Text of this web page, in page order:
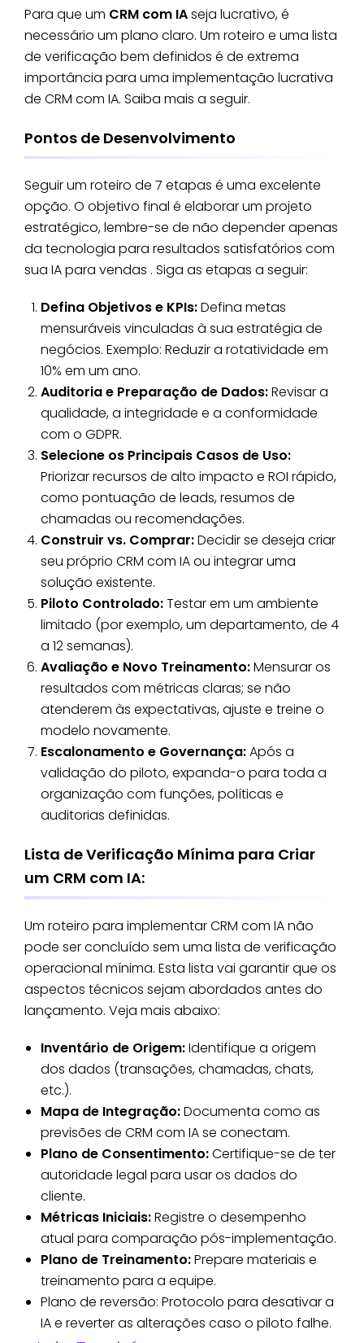
Para que um CRM com IAseja lucrativo, é
necessário um plano claro. Um roteiro e uma lista
de verificação bem definidos é de extrema
importância para uma implementação lucrativa
de CRM com IA. Saiba mais a seguir.
Pontos de Desenvolvimento
Seguir um roteiro de 7 etapas é uma excelente
opção. O objetivo final é elaborar um projeto
estratégico, lembre-se de não depender apenas
da tecnologia para resultados satisfatórios com
sua IA para vendas . Siga as etapas a seguir:
Defina Objetivos e KPIs:Defina metas
mensuráveis ​​vinculadas à sua estratégia de
negócios. Exemplo: Reduzir a rotatividade em
10% em um ano.
Auditoria e Preparação de Dados:Revisar a
qualidade, a integridade e a conformidade
com o GDPR.
Selecione os Principais Casos de Uso:
Priorizar recursos de alto impacto e ROI rápido,
como pontuação de leads, resumos de
chamadas ou recomendações.
Construir vs. Comprar:Decidir se deseja criar
seu próprio CRM com IA ou integrar uma
solução existente.
Piloto Controlado:Testar em um ambiente
limitado (por exemplo, um departamento, de 4
a 12 semanas).
Avaliação e Novo Treinamento:Mensurar os
resultados com métricas claras; se não
atenderem às expectativas, ajuste e treine o
modelo novamente.
Escalonamento e Governança:Após a
validação do piloto, expanda-o para toda a
organização com funções, políticas e
auditorias definidas.
Lista de Verificação Mínima para Criar
um CRM com IA:
Um roteiro para implementar CRM com IA não
pode ser concluído sem uma lista de verificação
operacional mínima. Esta lista vai garantir que os
aspectos técnicos sejam abordados antes do
lançamento. Veja mais abaixo:
Inventário de Origem:Identifique a origem
dos dados (transações, chamadas, chats,
etc.).
Mapa de Integração:Documenta como as
previsões de CRM com IA se conectam.
Plano de Consentimento:Certifique-se de ter
autoridade legal para usar os dados do
cliente.
Métricas Iniciais:Registre o desempenho
atual para comparação pós-implementação.
Plano de Treinamento:Prepare materiais e
treinamento para a equipe.
Plano de reversão: Protocolo para desativar a
IA e reverter as alterações caso o piloto falhe.